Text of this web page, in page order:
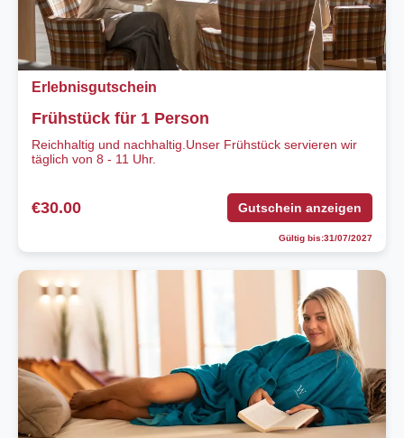
Erlebnisgutschein
Frühstück für 1 Person
Reichhaltig und nachhaltig.Unser Frühstück servieren wir
täglich von 8 - 11 Uhr.
€30.00 Gutschein anzeigen
Gültig bis:31/07/2027